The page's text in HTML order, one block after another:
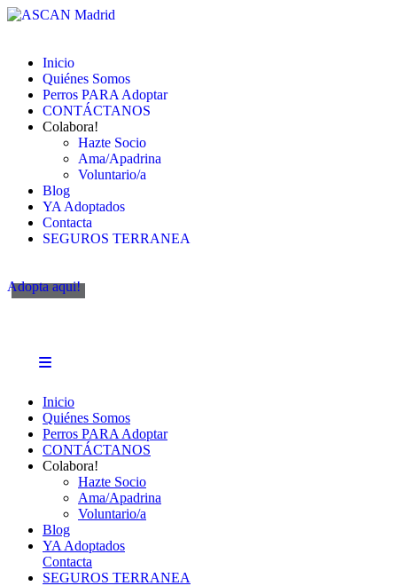
Inicio
Quiénes Somos
Perros PARA Adoptar
CONTÁCTANOS
Colabora!
Hazte Socio
Ama/Apadrina
Voluntario/a
Blog
YA Adoptados
Contacta
SEGUROS TERRANEA
Adopta aqui!
Inicio
Quiénes Somos
Perros PARA Adoptar
CONTÁCTANOS
Colabora!
Hazte Socio
Ama/Apadrina
Voluntario/a
Blog
YA Adoptados
Contacta
SEGUROS TERRANEA